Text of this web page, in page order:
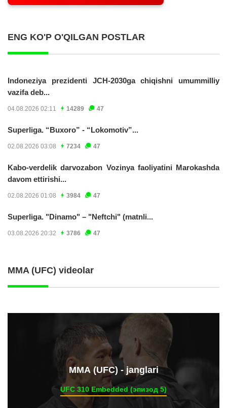
ENG KO'P O'QILGAN POSTLAR
Indoneziya prezidenti JCH-2030ga chiqishni umummilliy
vazifa deb...
04.08.2026 02:11 14289 47
Superliga. “Buxoro” - “Lokomotiv”...
02.08.2026 03:08 7234 47
Kabo-verdelik darvozabon Vozinya faoliyatini Marokashda
davom ettirishi...
02.08.2026 01:08 3984 47
Superliga. "Dinamo" – "Neftchi" (matnli...
03.08.2026 20:32 3786 47
MMA (UFC) videolar
ММА (UFC) - janglari
UFC 310 Embedded (эпизод 5)